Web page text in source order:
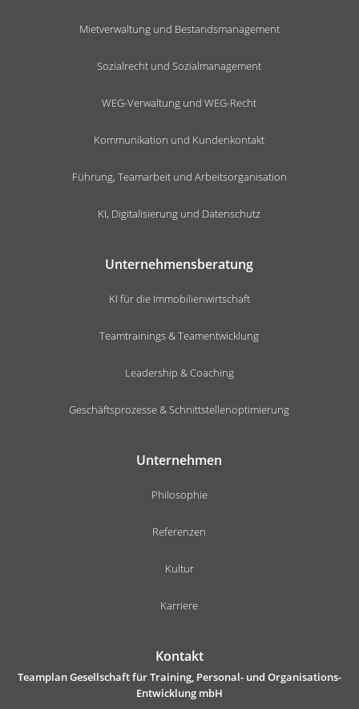
Mietverwaltung und Bestandsmanagement
Sozialrecht und Sozialmanagement
WEG-Verwaltung und WEG-Recht
Kommunikation und Kundenkontakt
Führung, Teamarbeit und Arbeitsorganisation
KI, Digitalisierung und Datenschutz
Unternehmensberatung
KI für die Immobilienwirtschaft
Teamtrainings & Teamentwicklung
Leadership & Coaching
Geschäftsprozesse & Schnittstellenoptimierung
Unternehmen
Philosophie
Referenzen
Kultur
Karriere
Kontakt
Teamplan Gesellschaft für Training, Personal- und Organisations-
Entwicklung mbH